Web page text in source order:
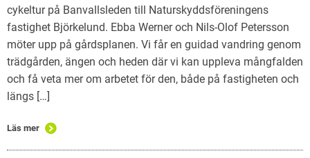
cykeltur på Banvallsleden till Naturskyddsföreningens
fastighet Björkelund. Ebba Werner och Nils-Olof Petersson
möter upp på gårdsplanen. Vi får en guidad vandring genom
trädgården, ängen och heden där vi kan uppleva mångfalden
och få veta mer om arbetet för den, både på fastigheten och
längs […]
Läs mer